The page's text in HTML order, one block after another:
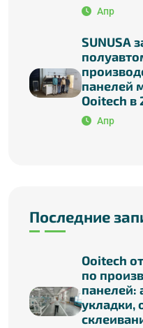
Апр
SUNUSA
панелей
Ooitech в
Апр
Последние
Ooitech
по
панелей:
укладки,